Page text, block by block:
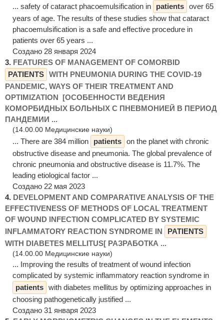
... safety of cataract phacoemulsification in patients over 65
years of age. The results of these studies show that cataract
phacoemulsification is a safe and effective procedure in
patients over 65 years ...
Создано 28 января 2024
3. FEATURES OF MANAGEMENT OF COMORBID
PATIENTS WITH PNEUMONIA DURING THE COVID-19
PANDEMIC, WAYS OF THEIR TREATMENT AND
OPTIMIZATION [ОСОБЕННОСТИ ВЕДЕНИЯ
КОМОРБИДНЫХ БОЛЬНЫХ С ПНЕВМОНИЕЙ В ПЕРИОД
ПАНДЕМИИ ...
(14.00.00 Медицинские науки)
... There are 384 million patients on the planet with chronic
obstructive disease and pneumonia. The global prevalence of
chronic pneumonia and obstructive disease is 11.7%. The
leading etiological factor ...
Создано 22 мая 2023
4. DEVELOPMENT AND COMPARATIVE ANALYSIS OF THE
EFFECTIVENESS OF METHODS OF LOCAL TREATMENT
OF WOUND INFECTION COMPLICATED BY SYSTEMIC
INFLAMMATORY REACTION SYNDROME IN
PATIENTS
WITH DIABETES MELLITUS[ РАЗРАБОТКА ...
(14.00.00 Медицинские науки)
... Improving the results of treatment of wound infection
complicated by systemic inflammatory reaction syndrome in
patients with diabetes mellitus by optimizing approaches in
choosing pathogenetically justified ...
Создано 31 января 2023